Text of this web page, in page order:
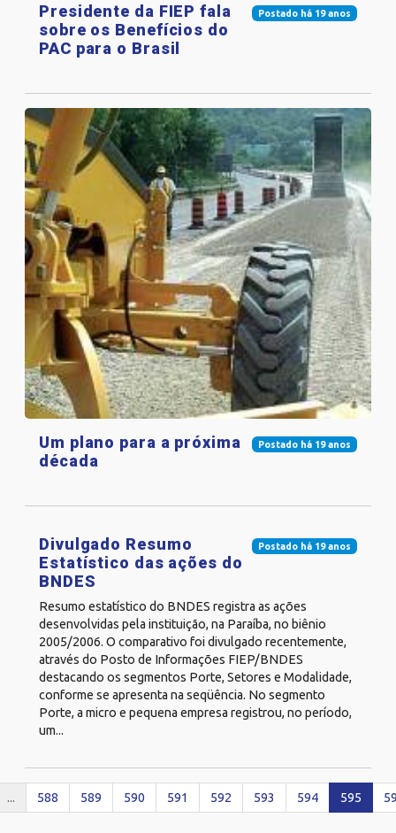
Postado há 19 anos
Presidente da FIEP fala
sobre os Benefícios do
PAC para o Brasil
Postado há 19 anos
Um plano para a próxima
década
Postado há 19 anos
Divulgado Resumo
Estatístico das ações do
BNDES
Resumo estatístico do BNDES registra as ações
desenvolvidas pela instituição, na Paraíba, no biênio
2005/2006. O comparativo foi divulgado recentemente,
através do Posto de Informações FIEP/BNDES
destacando os segmentos Porte, Setores e Modalidade,
conforme se apresenta na seqüência. No segmento
Porte, a micro e pequena empresa registrou, no período,
um...
... 588 589 590 591 592 593 594 595